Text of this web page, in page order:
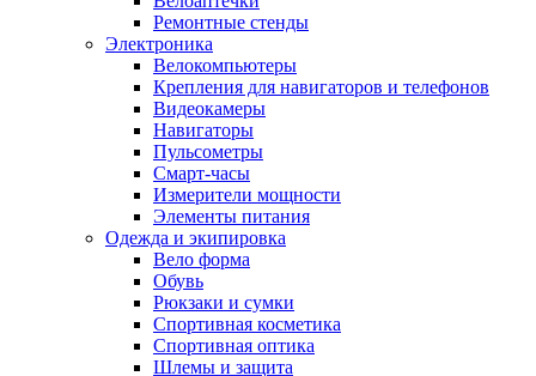
Ремонтные стенды
Электроника
Велокомпьютеры
Крепления для навигаторов и телефонов
Видеокамеры
Навигаторы
Пульсометры
Смарт-часы
Измерители мощности
Элементы питания
Одежда и экипировка
Вело форма
Обувь
Рюкзаки и сумки
Спортивная косметика
Спортивная оптика
Шлемы и защита